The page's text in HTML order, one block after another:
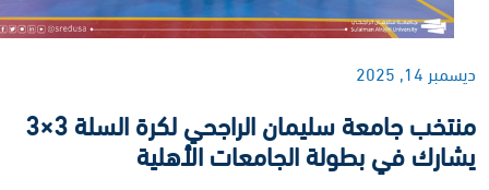
ديسمبر 14, 2025
منتخب جامعة سليمان الراجحي لكرة السلة 3×3
يشارك في بطولة الجامعات الأهلية